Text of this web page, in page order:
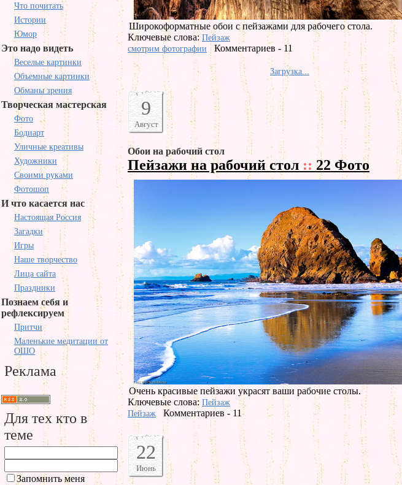
Что почитать
Истории
Юмор
Это надо видеть
Веселые картинки
Объемные картинки
Обманы зрения
Творческая мастерская
Фото
Бодиарт
Уличные креативы
Художники
Своими руками
Фотошоп
И что касается нас
Настоящая Россия
Загадки
Игры
Наше творчество
Лица сайта
Праздники
Познаем себя и
рефлексируем
Притчи
Маленькие медитации от
ОШО
Реклама
Для тех кто в
теме
Запомнить меня
Широкоформатные обои с пейзажами для рабочего стола.
Ключевые слова: Пейзаж
смотрим фотографии
Комментариев - 11
Загрузка...
9
Август
Обои на рабочий стол
Пейзажи на рабочий стол :: 22 Фото
Очень красивые пейзажи украсят ваши рабочие столы.
Ключевые слова: Пейзаж
Пейзаж
Комментариев - 11
22
Июнь